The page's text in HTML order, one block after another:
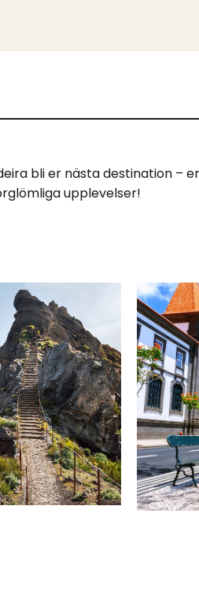
bli er nästa destination –
upplevelser!